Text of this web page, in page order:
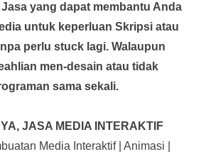
yang dapat membantu Anda
untuk keperluan Skripsi atau
perlu stuck lagi. Walaupun
men-desain atau tidak
sama sekali.
JASA MEDIA INTERAKTIF
Media Interaktif | Animasi |